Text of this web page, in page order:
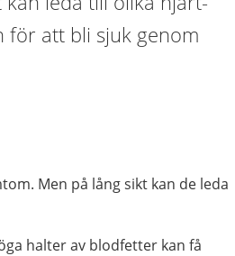
för att bli sjuk genom
Men på lång sikt kan de leda
halter av blodfetter kan få